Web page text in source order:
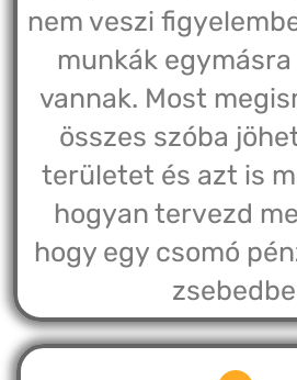
nem veszi
munkák
vannak. Most
összes szóba
területet és azt is
hogyan tervezd
hogy egy csomó